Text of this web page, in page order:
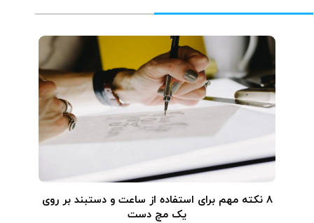
۸ نکته مهم برای استفاده از ساعت و دستبند بر روی
یک مچ دست